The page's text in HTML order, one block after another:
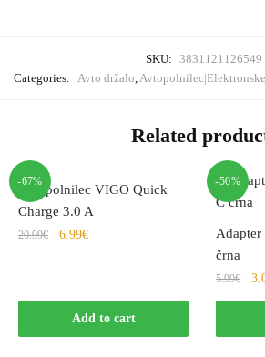
SKU: 3831121126549
Categories:
Avto držalo
Related
-67%
Avtopolnilec VIGO Quick
Charge 3.0 A
20.99€ 6.99€
Add to cart
-50%
Adapter
črna
5.99€